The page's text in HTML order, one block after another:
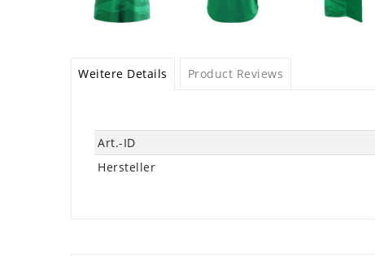
Weitere Details Product Reviews
Technisches
Merkmal
Wert
Art.-ID
Hersteller